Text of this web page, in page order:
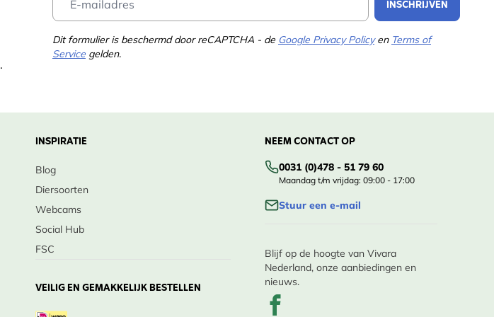
INSCHRIJVEN
Dit formulier is beschermd door reCAPTCHA - de Google Privacy Policyen Terms of
Service gelden.
INSPIRATIE
Blog
Diersoorten
Webcams
Social Hub
FSC
VEILIG EN GEMAKKELIJK BESTELLEN
NEEM CONTACT OP
0031 (0)478 - 51 79 60
Maandag t/m vrijdag: 09:00 - 17:00
Stuur een e-mail
Blijf op de hoogte van Vivara
Nederland, onze aanbiedingen en
nieuws.